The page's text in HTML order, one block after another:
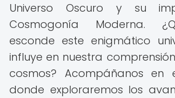
Universo Oscuro y su
Cosmogonía Moderna.
esconde este enigmático
influye en nuestra
cosmos? Acompáñanos en
donde exploraremos los